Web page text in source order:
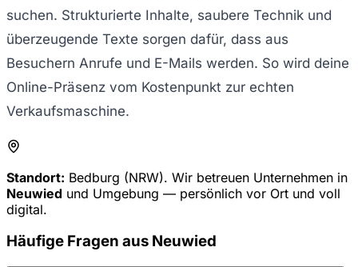
suchen. Strukturierte Inhalte, saubere Technik und
überzeugende Texte sorgen dafür, dass aus
Besuchern Anrufe und E-Mails werden. So wird deine
Online-Präsenz vom Kostenpunkt zur echten
Verkaufsmaschine.
Standort: Bedburg (NRW). Wir betreuen Unternehmen in
Neuwied und Umgebung — persönlich vor Ort und voll
digital.
Häufige Fragen aus Neuwied